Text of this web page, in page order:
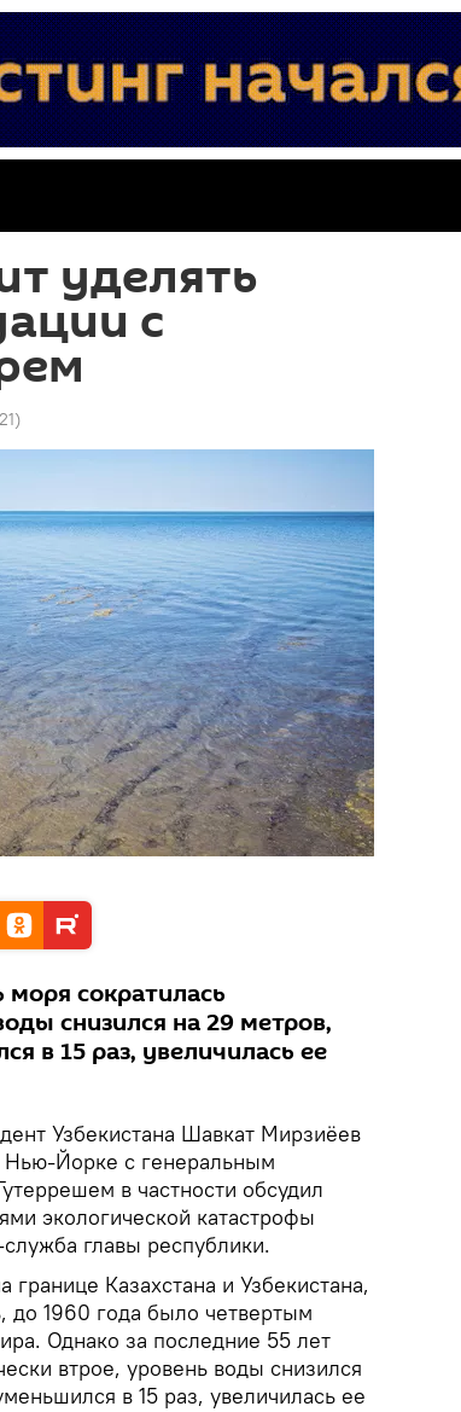
уделять
с
)
сократилась
снизился на 29 метров,
в 15 раз, увеличилась ее
Узбекистана Шавкат Мирзиёев
Нью-Йорке с генеральным
в частности обсудил
экологической катастрофы
главы республики.
Казахстана и Узбекистана,
до 1960 года было четвертым
Однако за последние 55 лет
втрое, уровень воды снизился
в 15 раз, увеличилась ее